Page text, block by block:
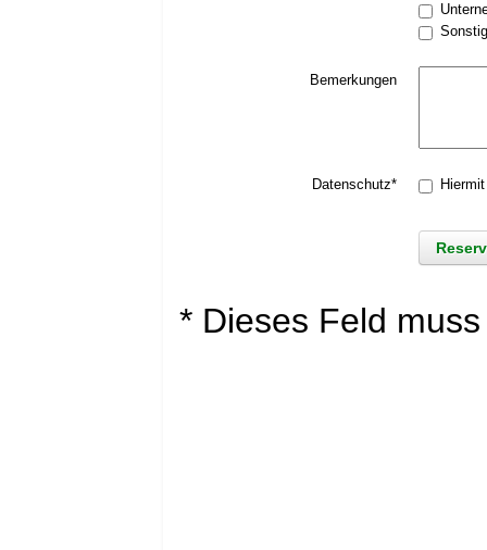
Bemerkungen
Datenschutz*
* Dieses Feld